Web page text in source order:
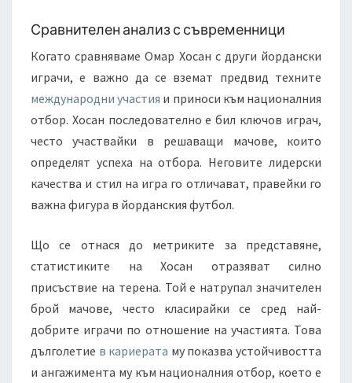
Сравнителен анализ с съвременници
Когато сравняваме Омар Хосан с други йордански
играчи, е важно да се вземат предвид техните
международни участия и приноси към националния
отбор. Хосан последователно е бил ключов играч,
често участвайки в решаващи мачове, които
определят успеха на отбора. Неговите лидерски
качества и стил на игра го отличават, правейки го
важна фигура в йорданския футбол.
Що се отнася до метриките за представяне,
статистиките на Хосан отразяват силно
присъствие на терена. Той е натрупал значителен
брой мачове, често класирайки се сред най-
добрите играчи по отношение на участията. Това
дълголетие в кариерата му показва устойчивостта
и ангажимента му към националния отбор, което е